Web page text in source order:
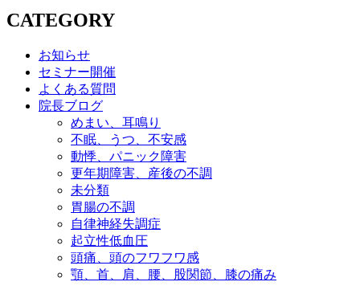
CATEGORY
お知らせ
セミナー開催
よくある質問
院長ブログ
めまい、耳鳴り
不眠、うつ、不安感
動悸、パニック障害
更年期障害、産後の不調
未分類
胃腸の不調
自律神経失調症
起立性低血圧
頭痛、頭のフワフワ感
顎、首、肩、腰、股関節、膝の痛み